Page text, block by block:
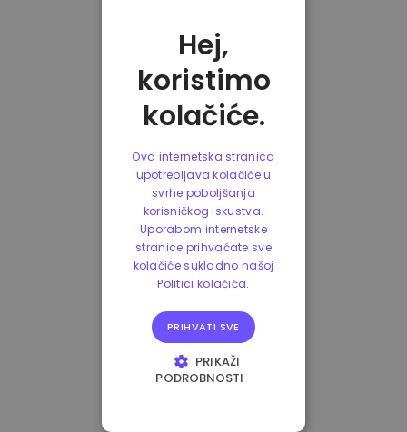
Hej,
koristimo
kolačiće.
Ova internetska stranica
upotrebljava kolačiće u
svrhe poboljšanja
korisničkog iskustva.
Uporabom internetske
stranice prihvaćate sve
kolačiće sukladno našoj
Politici kolačića.
PRIHVATI SVE
PRIKAŽI
PODROBNOSTI